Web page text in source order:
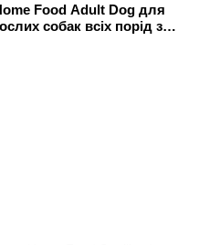
Food Adult Dog для
собак всіх порід з